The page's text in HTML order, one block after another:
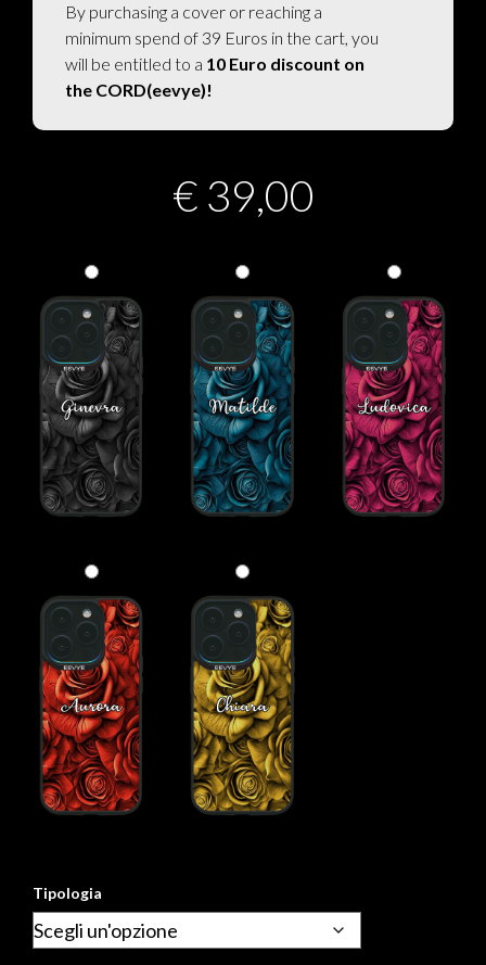
By purchasing a cover or reaching a
minimum spend of 39 Euros in the cart, you
will be entitled to a 10 Euro discount on
the CORD(eevye)!
€39,00
Tipologia